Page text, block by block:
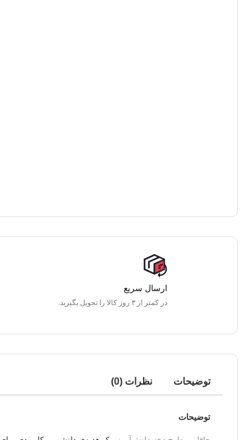
ارسال سریع
در کمتر از ۳ روز کالا را تحویل بگیرید.
توضیحات نظرات (0)
توضیحات